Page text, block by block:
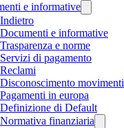
e informative
Indietro
Documenti e informative
Trasparenza e norme
Servizi di pagamento
Reclami
Disconoscimento movimenti
Pagamenti in europa
Definizione di Default
Normativa finanziaria